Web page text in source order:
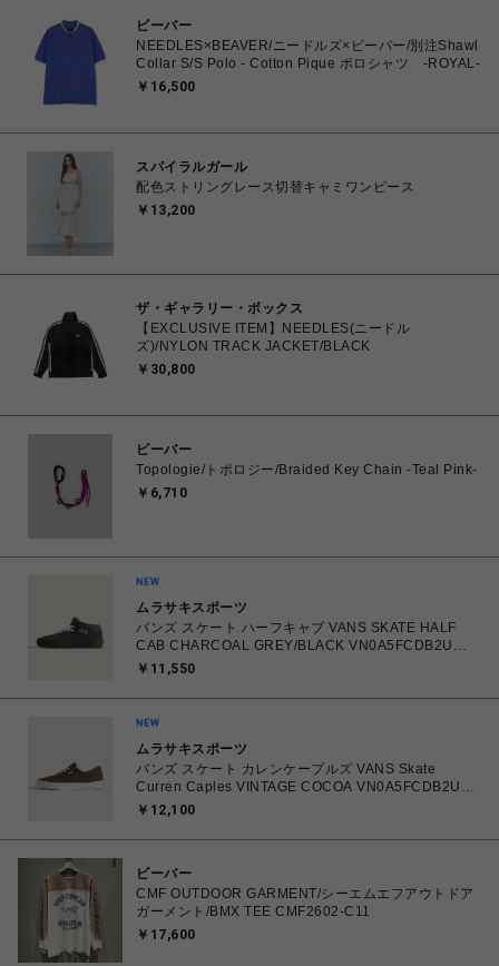
ビーバー
NEEDLES×BEAVER/ニードルズ×ビーバー/別注Shawl
Collar S/S Polo - Cotton Pique ポロシャツ -ROYAL-
￥16,500
スパイラルガール
配色ストリングレース切替キャミワンピース
￥13,200
ザ・ギャラリー・ボックス
【EXCLUSIVE ITEM】NEEDLES(ニードル
ズ)/NYLON TRACK JACKET/BLACK
￥30,800
ビーバー
Topologie/トポロジー/Braided Key Chain -Teal Pink-
￥6,710
ムラサキスポーツ
バンズ スケート ハーフキャブ VANS SKATE HALF
CAB CHARCOAL GREY/BLACK VN0A5FCDB2U
26.0㎝～28.0㎝ スニーカー メンズ シューズ
く】
￥11,550
ムラサキスポーツ
バンズ スケート カレンケープルズ VANS Skate
Curren Caples VINTAGE COCOA VN0A5FCDB2U
26.0㎝～28.0㎝ スニーカー メンズ シューズ
く】
￥12,100
ビーバー
CMF OUTDOOR GARMENT/シーエムエフアウトドア
ガーメント/BMX TEE CMF2602-C11
￥17,600